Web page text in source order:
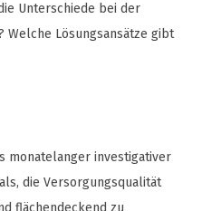
Unterschiede bei der
Lösungsansätze gibt
monatelanger investigativer
die Versorgungsqualität
flächendeckend zu